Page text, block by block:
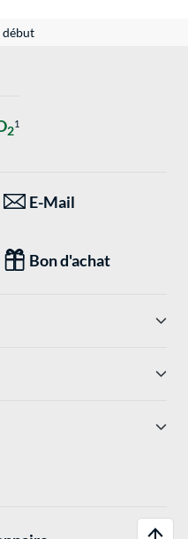
début
21
E-Mail
Bon d'achat